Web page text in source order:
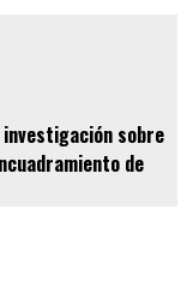
sobre
de